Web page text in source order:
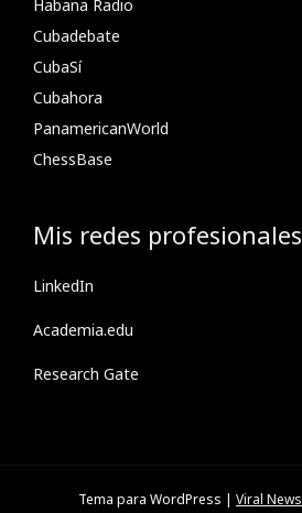
Habana Radio
Cubadebate
CubaSí
Cubahora
PanamericanWorld
ChessBase
Mis redes profesionales
LinkedIn
Academia.edu
Research Gate
Tema para WordPress Viral News